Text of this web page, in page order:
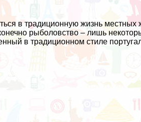
в традиционную жизнь местных
рыболовство – лишь
в традиционном стиле